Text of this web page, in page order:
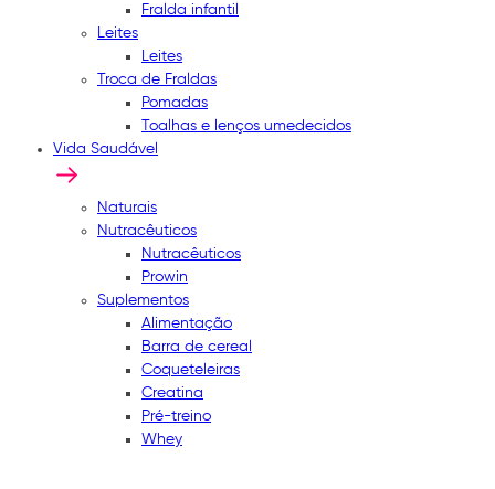
Fralda infantil
Leites
Leites
Troca de Fraldas
Pomadas
Toalhas e lenços umedecidos
Vida Saudável
Naturais
Nutracêuticos
Nutracêuticos
Prowin
Suplementos
Alimentação
Barra de cereal
Coqueteleiras
Creatina
Pré-treino
Whey